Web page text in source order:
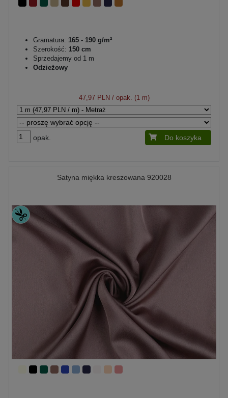
Gramatura: 165 - 190 g/m²
Szerokość: 150 cm
Sprzedajemy od 1 m
Odzieżowy
47,97 PLN / opak. (1 m)
opak. Do koszyka
Satyna miękka kreszowana 920028